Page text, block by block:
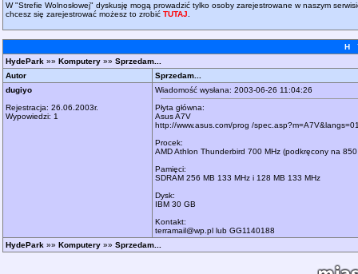
W "Strefie Wolnosłowej" dyskusję mogą prowadzić tylko osoby zarejestrowane w naszym
chcesz się zarejestrować możesz to zrobić TUTAJ
H
HydePark »» Komputery »» Sprzedam...
Autor
Sprzedam...
dugiyo
Rejestracja: 26.06.2003r.
Wypowiedzi: 1
Wiadomość wysłana: 2003-06-26 11:04:26
Płyta główna:
Asus A7V
http://www.asus.com/prog /
Procek:
AMD Athlon Thunderbird 700 MHz (podkręcony na 850
Pamięci:
SDRAM 256 MB 133 MHz i 128 MB 133 MHz
Dysk:
IBM 30 GB
Kontakt:
terramail@wp.pl lub GG1140188
HydePark »» Komputery »» Sprzedam...